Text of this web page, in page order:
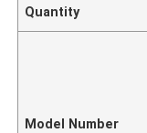
Quantity
Model Number